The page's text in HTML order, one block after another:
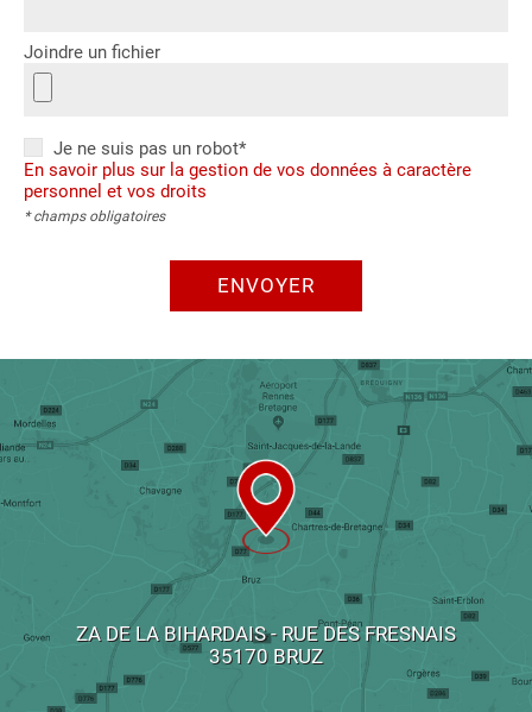
Joindre un fichier
Je ne suis pas un robot*
En savoir plus sur la gestion de vos données à caractère
personnel et vos droits
* champs obligatoires
ENVOYER
ZA DE LA BIHARDAIS - RUE DES FRESNAIS
35170 BRUZ